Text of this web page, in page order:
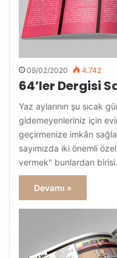
09/02/2020 4.742
64’ler Dergisi
Yaz aylarının şu sıcak
gidemeyenleriniz için
geçirmenize imkân
sayımızda iki önemli
vermek" bunlardan
Devamı »